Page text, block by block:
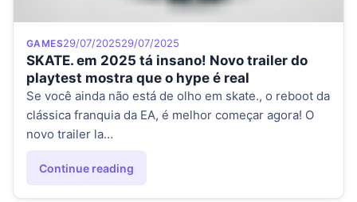
Category
GAMESPosted on
29/07/202529/07/2025
SKATE. em 2025 tá insano! Novo trailer do
playtest mostra que o hype é real
Se você ainda não está de olho em skate., o reboot da
clássica franquia da EA, é melhor começar agora! O
novo trailer la…
Continue reading
"SKATE. em 2025 tá insano! Novo trailer do playtest